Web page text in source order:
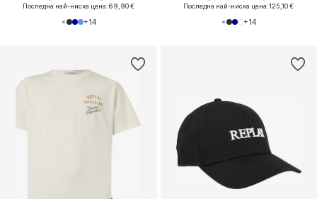
Последна най-ниска цена:69,90 €
+14
Последна най-ниска цена:125,10 €
+14